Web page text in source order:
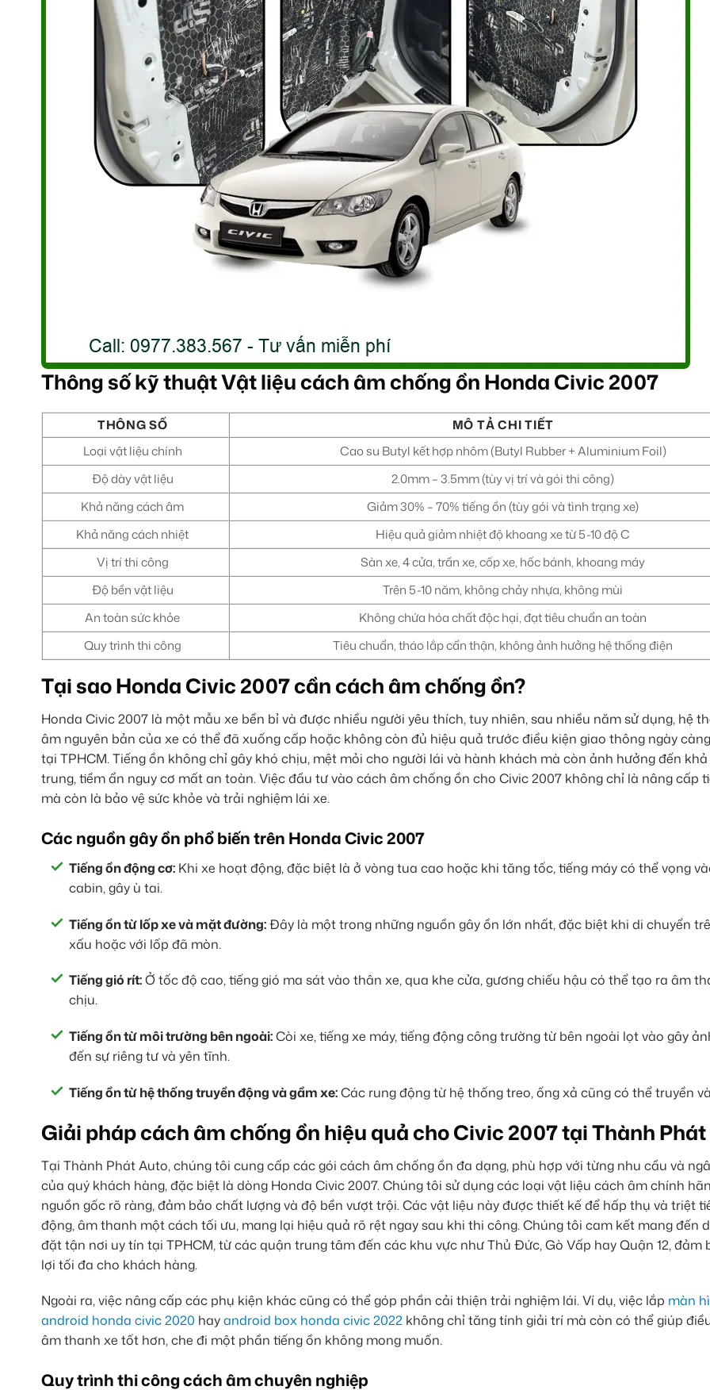
Thông số kỹ thuật Vật liệu cách âm chống ồn Honda Civic 2007
THÔNG SỐ
MÔ TẢ CHI TIẾT
Loại vật liệu chính
Cao su Butyl kết hợp nhôm (Butyl Rubber + Aluminium Foil)
Độ dày vật liệu
2.0mm – 3.5mm (tùy vị trí và gói thi công)
Khả năng cách âm
Giảm 30% – 70% tiếng ồn (tùy gói và tình trạng xe)
Khả năng cách nhiệt
Hiệu quả giảm nhiệt độ khoang xe từ 5-10 độ C
Vị trí thi công
Sàn xe, 4 cửa, trần xe, cốp xe, hốc bánh, khoang máy
Độ bền vật liệu
Trên 5-10 năm, không chảy nhựa, không mùi
An toàn sức khỏe
Không chứa hóa chất độc hại, đạt tiêu chuẩn an toàn
Quy trình thi công
Tiêu chuẩn, tháo lắp cẩn thận, không ảnh hưởng hệ thống điện
Tại sao Honda Civic 2007 cần cách âm chống ồn?
Honda Civic 2007 là một mẫu xe bền bỉ và được nhiều người yêu thích, tuy nhiên, sau nhiều năm sử dụng, hệ
âm nguyên bản của xe có thể đã xuống cấp hoặc không còn đủ hiệu quả trước điều kiện giao thông ngày
tại TPHCM. Tiếng ồn không chỉ gây khó chịu, mệt mỏi cho người lái và hành khách mà còn ảnh hưởng đến
trung, tiềm ẩn nguy cơ mất an toàn. Việc đầu tư vào cách âm chống ồn cho Civic 2007 không chỉ là nâng cấp
mà còn là bảo vệ sức khỏe và trải nghiệm lái xe.
Các nguồn gây ồn phổ biến trên Honda Civic 2007
Tiếng ồn động cơ: Khi xe hoạt động, đặc biệt là ở vòng tua cao hoặc khi tăng tốc, tiếng máy có thể vọng
cabin, gây ù tai.
Tiếng ồn từ lốp xe và mặt đường:Đây là một trong những nguồn gây ồn lớn nhất, đặc biệt khi di chuyển
xấu hoặc với lốp đã mòn.
Tiếng gió rít:Ở tốc độ cao, tiếng gió ma sát vào thân xe, qua khe cửa, gương chiếu hậu có thể tạo ra âm
chịu.
Tiếng ồn từ môi trường bên ngoài:Còi xe, tiếng xe máy, tiếng động công trường từ bên ngoài lọt vào gây
đến sự riêng tư và yên tĩnh.
Tiếng ồn từ hệ thống truyền động và gầm xe:Các rung động từ hệ thống treo, ống xả cũng có thể truyền
Giải pháp cách âm chống ồn hiệu quả cho Civic 2007 tại Thành
Tại Thành Phát Auto, chúng tôi cung cấp các gói cách âm chống ồn đa dạng, phù hợp với từng nhu cầu và
của quý khách hàng, đặc biệt là dòng Honda Civic 2007. Chúng tôi sử dụng các loại vật liệu cách âm chính
nguồn gốc rõ ràng, đảm bảo chất lượng và độ bền vượt trội. Các vật liệu này được thiết kế để hấp thụ và triệt
động, âm thanh một cách tối ưu, mang lại hiệu quả rõ rệt ngay sau khi thi công. Chúng tôi cam kết mang đến
đặt tận nơi uy tín tại TPHCM, từ các quận trung tâm đến các khu vực như Thủ Đức, Gò Vấp hay Quận 12, đảm
lợi tối đa cho khách hàng.
Ngoài ra, việc nâng cấp các phụ kiện khác cũng có thể góp phần cải thiện trải nghiệm lái. Ví dụ, việc lắp màn
android honda civic 2020 hayandroid box honda civic 2022 không chỉ tăng tính giải trí mà còn có thể giúp
âm thanh xe tốt hơn, che đi một phần tiếng ồn không mong muốn.
Quy trình thi công cách âm chuyên nghiệp